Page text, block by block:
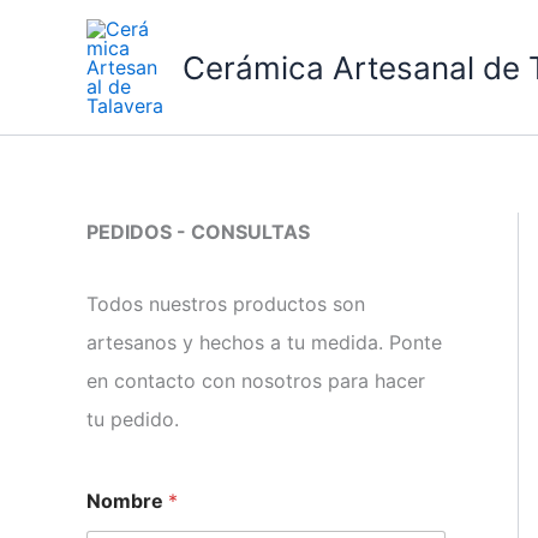
contenido
Cerámica Artesanal de
PEDIDOS - CONSULTAS
Todos nuestros productos son
artesanos y hechos a tu medida. Ponte
en contacto con nosotros para hacer
tu pedido.
Nombre *